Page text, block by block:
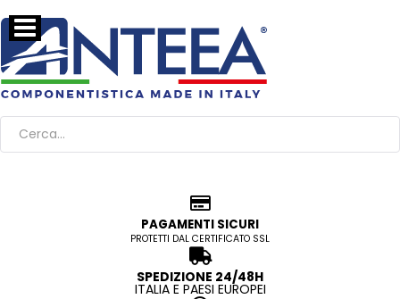
PAGAMENTI SICURI
PROTETTI DAL CERTIFICATO SSL
SPEDIZIONE 24/48H
ITALIA E PAESI EUROPEI